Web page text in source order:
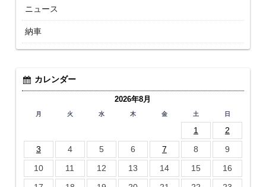
ニュース
納車
カレンダー
2026年8月
月 火 水 木 金 土 日
1
2
3
4 5 6 7 8
9
10
11 12 13 14 15
16